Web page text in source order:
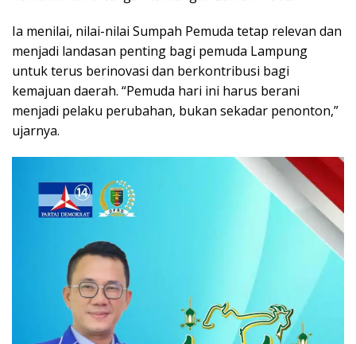
Ia menilai, nilai-nilai Sumpah Pemuda tetap relevan dan
menjadi landasan penting bagi pemuda Lampung
untuk terus berinovasi dan berkontribusi bagi
kemajuan daerah. “Pemuda hari ini harus berani
menjadi pelaku perubahan, bukan sekadar penonton,”
ujarnya.